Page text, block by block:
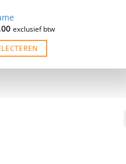
Prijsklasse:
tot
€10,00
exclusief btw